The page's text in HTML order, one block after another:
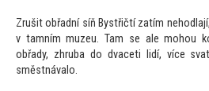
Zrušit obřadní síň Bystřičtí zatím
v tamním muzeu. Tam se ale mohou
obřady, zhruba do dvaceti lidí, více
směstnávalo.